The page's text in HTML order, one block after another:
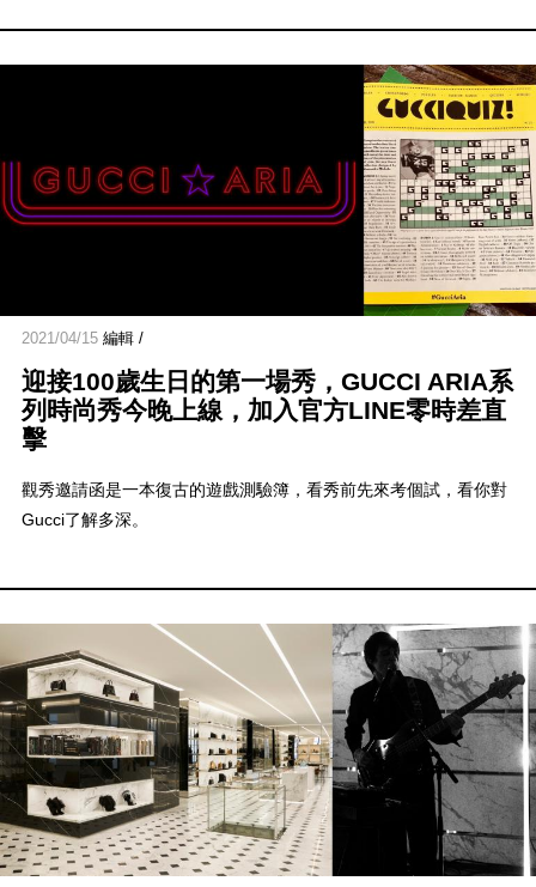
2021/04/15編輯 /
迎接100歲生日的第一場秀，GUCCI ARIA系
列時尚秀今晚上線，加入官方LINE零時差直
擊
觀秀邀請函是一本復古的遊戲測驗簿，看秀前先來考個試，看你對
Gucci了解多深。